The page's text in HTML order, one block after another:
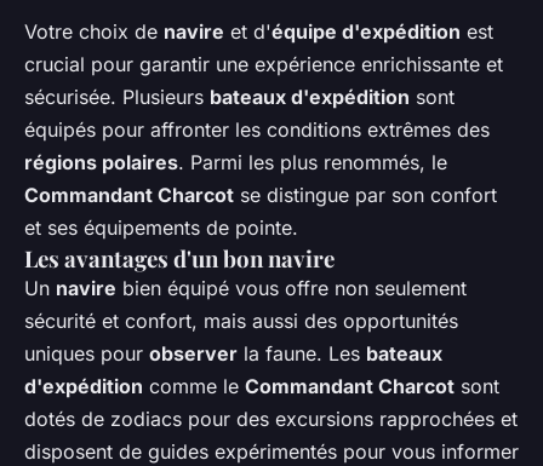
Votre choix de navire et d'équipe d'expédition est
crucial pour garantir une expérience enrichissante et
sécurisée. Plusieurs bateaux d'expédition sont
équipés pour affronter les conditions extrêmes des
régions polaires. Parmi les plus renommés, le
Commandant Charcot se distingue par son confort
et ses équipements de pointe.
Les avantages d'un bon navire
Un navire bien équipé vous offre non seulement
sécurité et confort, mais aussi des opportunités
uniques pour observer la faune. Les bateaux
d'expédition comme le Commandant Charcot sont
dotés de zodiacs pour des excursions rapprochées et
disposent de guides expérimentés pour vous informer